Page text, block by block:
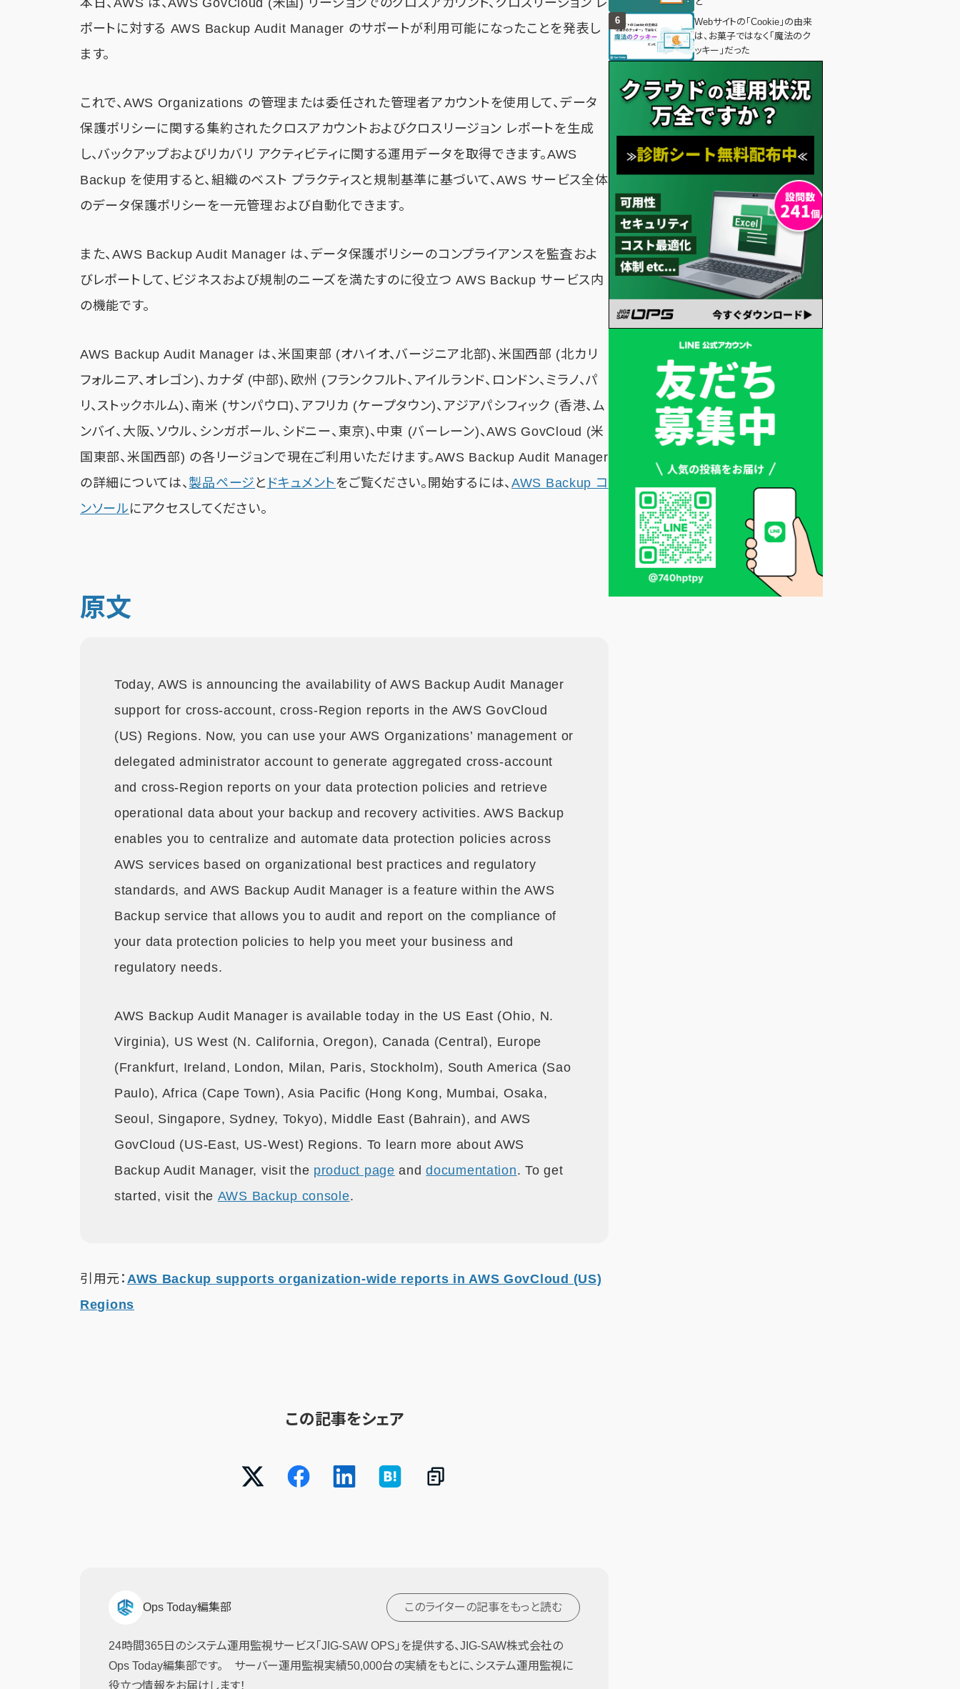
本日、AWS は、AWS GovCloud (米国) リージョンでのクロスアカウント、クロスリージョン レ
ポートに対する AWS Backup Audit Manager のサポートが利用可能になったことを発表し
ます。
これで、AWS Organizations の管理または委任された管理者アカウントを使用して、データ
保護ポリシーに関する集約されたクロスアカウントおよびクロスリージョン レポートを生成
し、バックアップおよびリカバリ アクティビティに関する運用データを取得できます。AWS
Backup を使用すると、組織のベスト プラクティスと規制基準に基づいて、AWS サービス全体
のデータ保護ポリシーを一元管理および自動化できます。
また、AWS Backup Audit Manager は、データ保護ポリシーのコンプライアンスを監査およ
びレポートして、ビジネスおよび規制のニーズを満たすのに役立つ AWS Backup サービス内
の機能です。
AWS Backup Audit Manager は、米国東部 (オハイオ、バージニア北部)、米国西部 (北カリ
フォルニア、オレゴン)、カナダ (中部)、欧州 (フランクフルト、アイルランド、ロンドン、ミラノ、パ
リ、ストックホルム)、南米 (サンパウロ)、アフリカ (ケープタウン)、アジアパシフィック (香港、ム
ンバイ、大阪、ソウル、シンガポール、シドニー、東京)、中東 (バーレーン)、AWS GovCloud (米
国東部、米国西部) の各リージョンで現在ご利用いただけます。AWS Backup Audit Manager
の詳細については、 製品ページ と ドキュメント をご覧ください。開始するには、 AWS Backup コ
ンソール にアクセスしてください。
原文
Today, AWS is announcing the availability of AWS Backup Audit Manager
support for cross-account, cross-Region reports in the AWS GovCloud
(US) Regions. Now, you can use your AWS Organizations’ management or
delegated administrator account to generate aggregated cross-account
and cross-Region reports on your data protection policies and retrieve
operational data about your backup and recovery activities. AWS Backup
enables you to centralize and automate data protection policies across
AWS services based on organizational best practices and regulatory
standards, and AWS Backup Audit Manager is a feature within the AWS
Backup service that allows you to audit and report on the compliance of
your data protection policies to help you meet your business and
regulatory needs.
AWS Backup Audit Manager is available today in the US East (Ohio, N.
Virginia), US West (N. California, Oregon), Canada (Central), Europe
(Frankfurt, Ireland, London, Milan, Paris, Stockholm), South America (Sao
Paulo), Africa (Cape Town), Asia Pacific (Hong Kong, Mumbai, Osaka,
Seoul, Singapore, Sydney, Tokyo), Middle East (Bahrain), and AWS
GovCloud (US-East, US-West) Regions. To learn more about AWS
Backup Audit Manager, visit the product page anddocumentation. To get
started, visit the AWS Backup console.
引用元： AWS Backup supports organization-wide reports in AWS GovCloud (US)
Regions
この記事をシェア
Ops Today編集部 このライターの記事をもっと読む
24時間365日のシステム運用監視サービス「JIG-SAW OPS」を提供する、JIG-SAW株式会社の
Ops Today編集部です。 サーバー運用監視実績50,000台の実績をもとに、システム運用監視に
役立つ情報をお届けします！
Webサイトの「Cookie」の由来
は、お菓子ではなく「魔法のク
ッキー」だった